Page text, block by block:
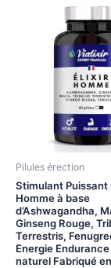
Pilules érection
Stimulant Puissant
Homme à base
d’Ashwagandha,
Ginseng Rouge,
Terrestris,
Energie
naturel Fabriqué